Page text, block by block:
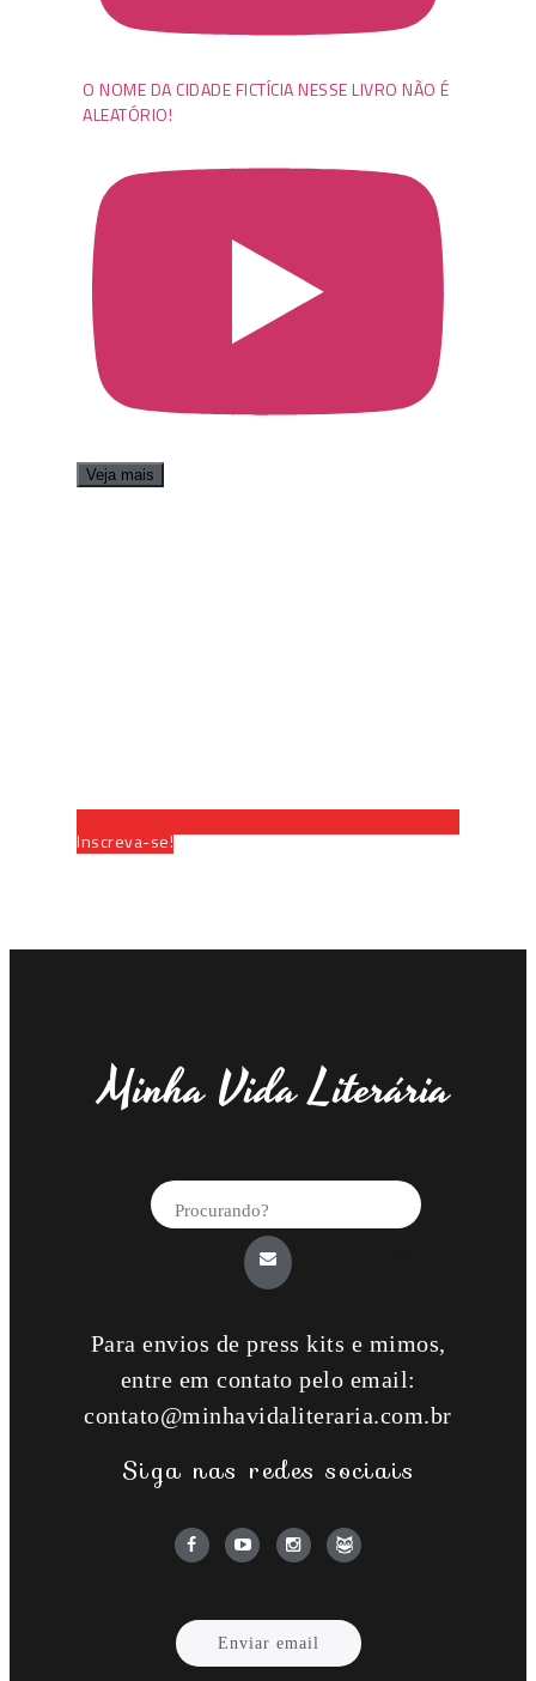
O NOME DA CIDADE FICTÍCIA NESSE LIVRO NÃO É
ALEATÓRIO!
Veja mais
Inscreva-se!
Minha Vida Literária
Para envios de press kits e mimos,
entre em contato pelo email:
contato@minhavidaliteraria.com.br
Siga nas redes sociais
Enviar email